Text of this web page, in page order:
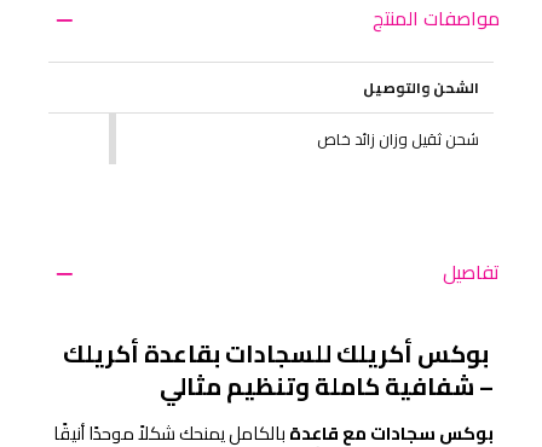
مواصفات المنتج
الشحن والتوصيل
شحن ثقيل وزان زائد خاص
تفاصيل
– شفافية كاملة وتنظيم مثالي
بوكس سجادات مع قاعدة